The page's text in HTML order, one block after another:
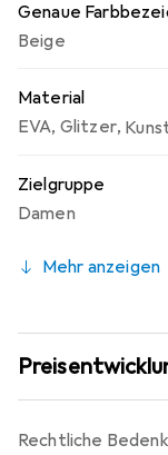
sind die perfekte
sommerliche
Genaue
Beige
Material
EVA, Glitzer,
Zielgruppe
Damen
Mehr anzeigen
Rechtliche